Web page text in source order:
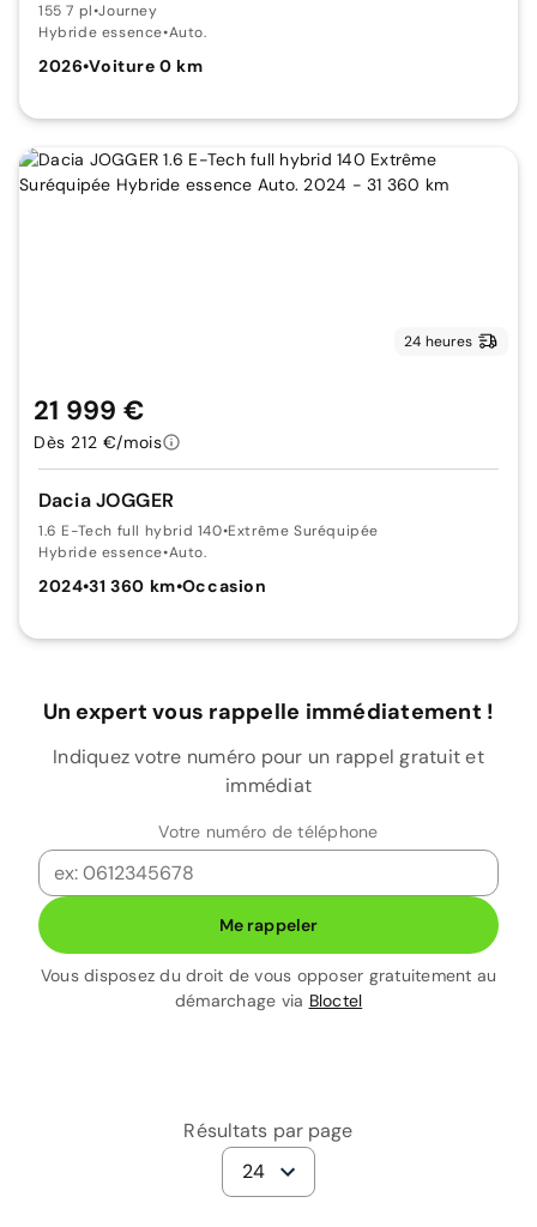
155 7 pl•Journey
Hybride essence•Auto.
2026•Voiture 0 km
24 heures
Dacia JOGGER
1.6 E-Tech full hybrid 140•Extrême Suréquipée
Hybride essence•Auto.
2024•31 360 km•Occasion
21 999 €
Dès 212 €/mois
Un expert vous rappelle immédiatement !
Indiquez votre numéro pour un rappel gratuit et
immédiat
Votre numéro de téléphone
Me rappeler
Vous disposez du droit de vous opposer gratuitement au
démarchage via Bloctel
Résultats par page
24